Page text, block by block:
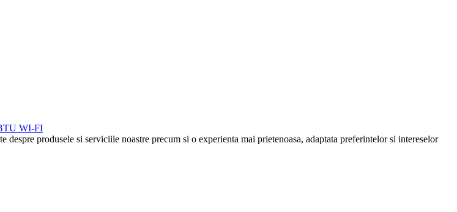
WI-FI
produsele si serviciile noastre precum si o experienta mai prietenoasa, adaptata preferintelor si intereselor